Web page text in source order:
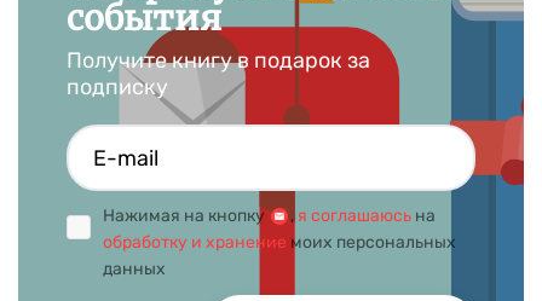
события
Получите книгу в подарок за
подписку
Нажимая на кнопку , я соглашаюсь на
обработку и хранение моих персональных
данных